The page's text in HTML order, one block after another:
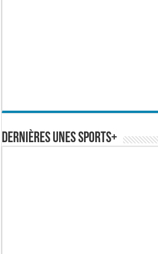
Dernières Unes Sports+